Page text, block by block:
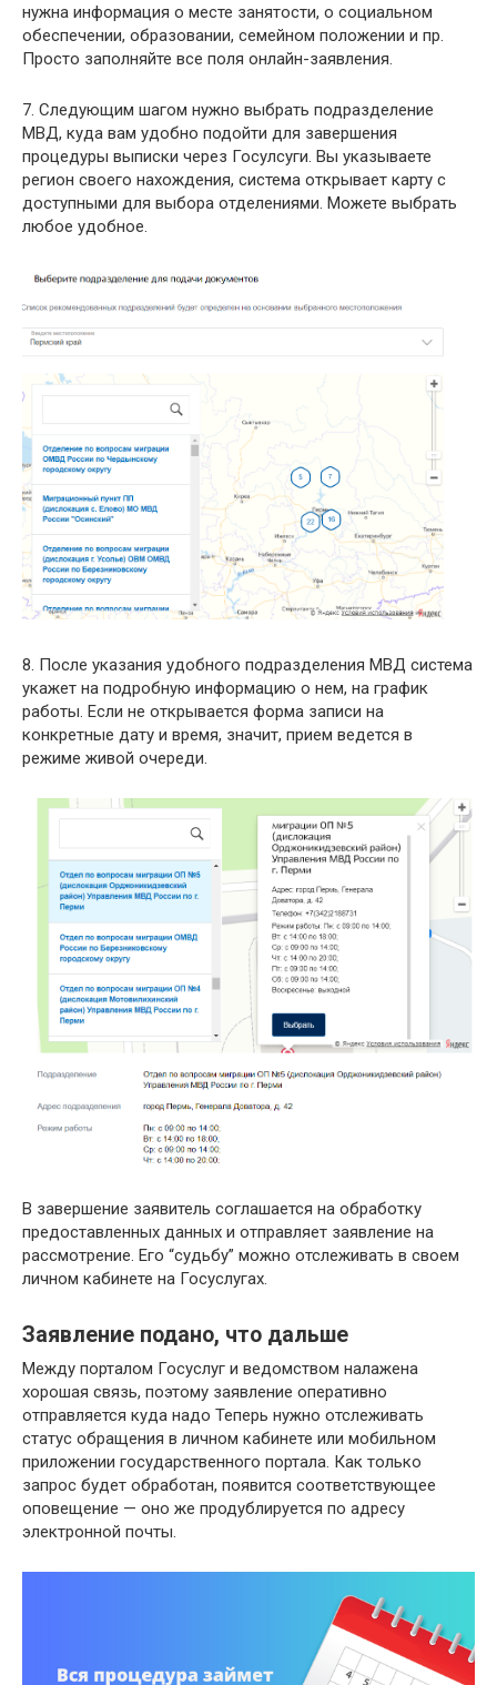
нужна информация о месте занятости, о социальном
обеспечении, образовании, семейном положении и пр.
Просто заполняйте все поля онлайн-заявления.
7. Следующим шагом нужно выбрать подразделение
МВД, куда вам удобно подойти для завершения
процедуры выписки через Госулсуги. Вы указываете
регион своего нахождения, система открывает карту с
доступными для выбора отделениями. Можете выбрать
любое удобное.
8. После указания удобного подразделения МВД система
укажет на подробную информацию о нем, на график
работы. Если не открывается форма записи на
конкретные дату и время, значит, прием ведется в
режиме живой очереди.
В завершение заявитель соглашается на обработку
предоставленных данных и отправляет заявление на
рассмотрение. Его “судьбу” можно отслеживать в своем
личном кабинете на Госуслугах.
Заявление подано, что дальше
Между порталом Госуслуг и ведомством налажена
хорошая связь, поэтому заявление оперативно
отправляется куда надо Теперь нужно отслеживать
статус обращения в личном кабинете или мобильном
приложении государственного портала. Как только
запрос будет обработан, появится соответствующее
оповещение — оно же продублируется по адресу
электронной почты.